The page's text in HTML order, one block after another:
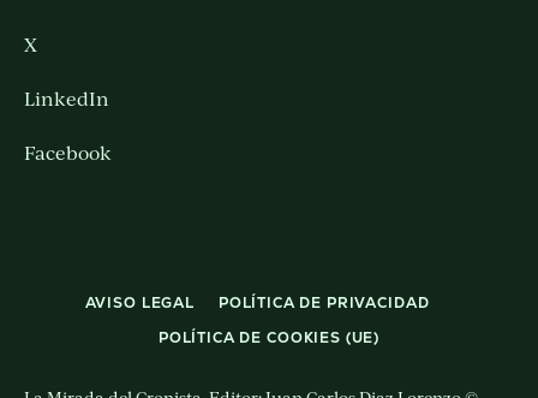
X
LinkedIn
Facebook
AVISO LEGAL
POLÍTICA DE PRIVACIDAD
POLÍTICA DE COOKIES (UE)